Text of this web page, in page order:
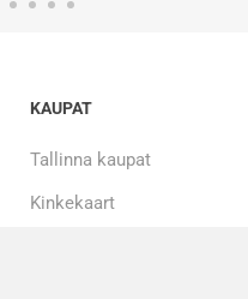
KAUPAT
Tallinna kaupat
Kinkekaart